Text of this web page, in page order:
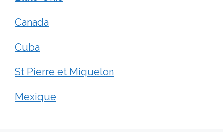
Canada
Cuba
St Pierre et Miquelon
Mexique